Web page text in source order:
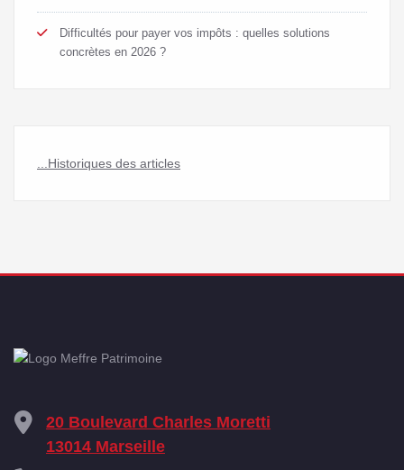
Difficultés pour payer vos impôts : quelles solutions
concrètes en 2026 ?
...Historiques des articles
20 Boulevard Charles Moretti
13014 Marseille